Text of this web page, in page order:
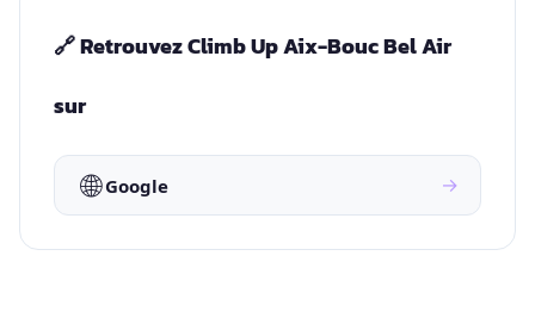
🔗 Retrouvez Climb Up Aix-Bouc Bel Air
sur
🌐 Google →